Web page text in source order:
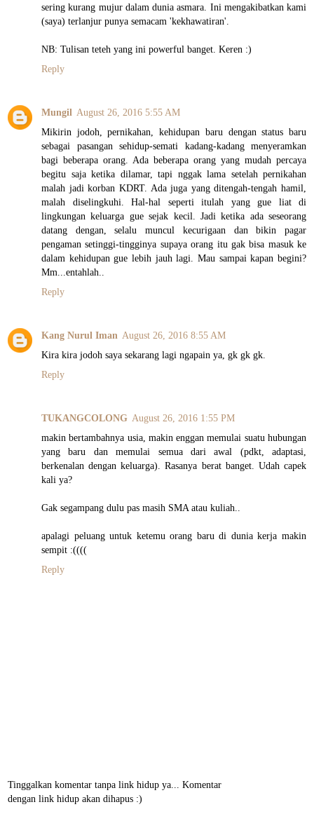
sering kurang mujur dalam dunia asmara. Ini mengakibatkan kami
(saya) terlanjur punya semacam 'kekhawatiran'.
NB: Tulisan teteh yang ini powerful banget. Keren :)
Reply
Mungil August 26, 2016 5:55 AM
Mikirin jodoh, pernikahan, kehidupan baru dengan status baru
sebagai pasangan sehidup-semati kadang-kadang menyeramkan
bagi beberapa orang. Ada beberapa orang yang mudah percaya
begitu saja ketika dilamar, tapi nggak lama setelah pernikahan
malah jadi korban KDRT. Ada juga yang ditengah-tengah hamil,
malah diselingkuhi. Hal-hal seperti itulah yang gue liat di
lingkungan keluarga gue sejak kecil. Jadi ketika ada seseorang
datang dengan, selalu muncul kecurigaan dan bikin pagar
pengaman setinggi-tingginya supaya orang itu gak bisa masuk ke
dalam kehidupan gue lebih jauh lagi. Mau sampai kapan begini?
Mm...entahlah..
Reply
Kang Nurul Iman August 26, 2016 8:55 AM
Kira kira jodoh saya sekarang lagi ngapain ya, gk gk gk.
Reply
TUKANGCOLONG August 26, 2016 1:55 PM
makin bertambahnya usia, makin enggan memulai suatu hubungan
yang baru dan memulai semua dari awal (pdkt, adaptasi,
berkenalan dengan keluarga). Rasanya berat banget. Udah capek
kali ya?
Gak segampang dulu pas masih SMA atau kuliah..
apalagi peluang untuk ketemu orang baru di dunia kerja makin
sempit :((((
Reply
Tinggalkan komentar tanpa link hidup ya... Komentar
dengan link hidup akan dihapus :)